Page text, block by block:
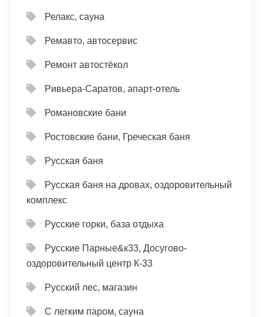
Релакс, сауна
Ремавто, автосервис
Ремонт автостёкол
Ривьера-Саратов, апарт-отель
Романовские бани
Ростовские бани, Греческая баня
Русская баня
Русская баня на дровах, оздоровительный
комплекс
Русские горки, база отдыха
Русские Парные&к33, Досугово-
оздоровительный центр К-33
Русский лес, магазин
С легким паром, сауна